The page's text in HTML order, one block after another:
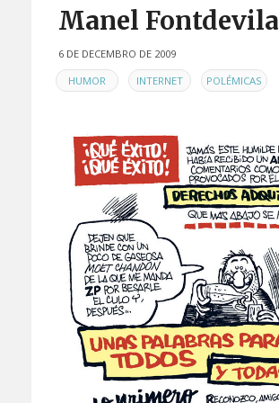
Manel Fontdevila
6 DE DECEMBRO DE 2009
EN
HUMOR , INTERNET , POLÉMICAS